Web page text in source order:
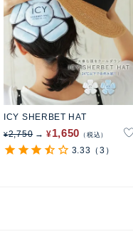
ICY SHERBET HAT
¥2,750 ¥1,650 税込
3.33 （3）